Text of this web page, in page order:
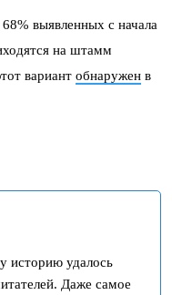
выявленных с начала
на штамм
вариант обнаружен в
историю удалось
Даже самое